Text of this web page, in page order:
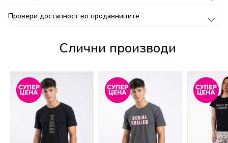
Провери достапност во продавниците
Слични производи